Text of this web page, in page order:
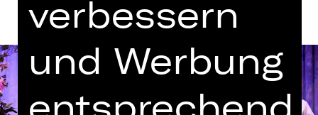
verbessern
und Werbung
entsprechend